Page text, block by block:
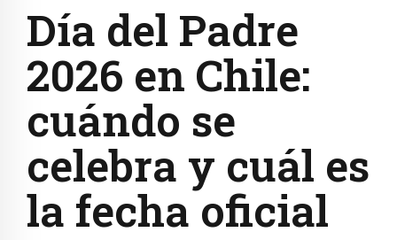
Día del Padre
2026 en Chile:
cuándo se
celebra y cuál es
la fecha oficial